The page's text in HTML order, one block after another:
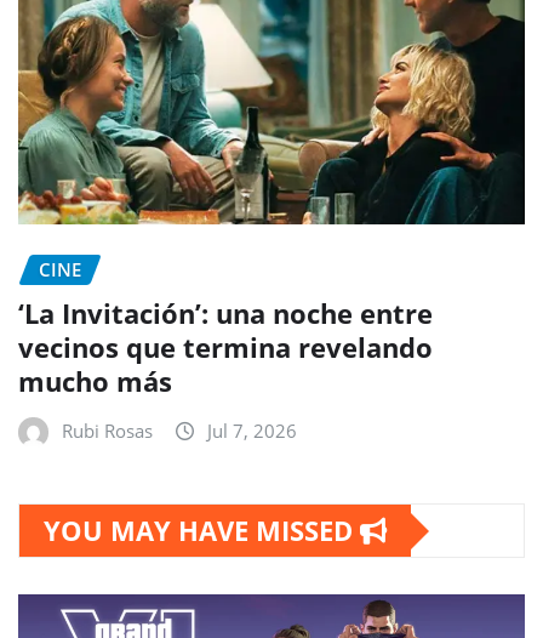
CINE
‘La Invitación’: una noche entre
vecinos que termina revelando
mucho más
Rubi Rosas Jul 7, 2026
YOU MAY HAVE MISSED